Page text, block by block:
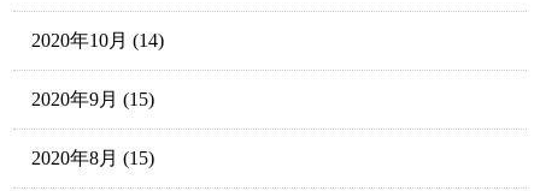
2020年10月 (14)
2020年9月 (15)
2020年8月 (15)